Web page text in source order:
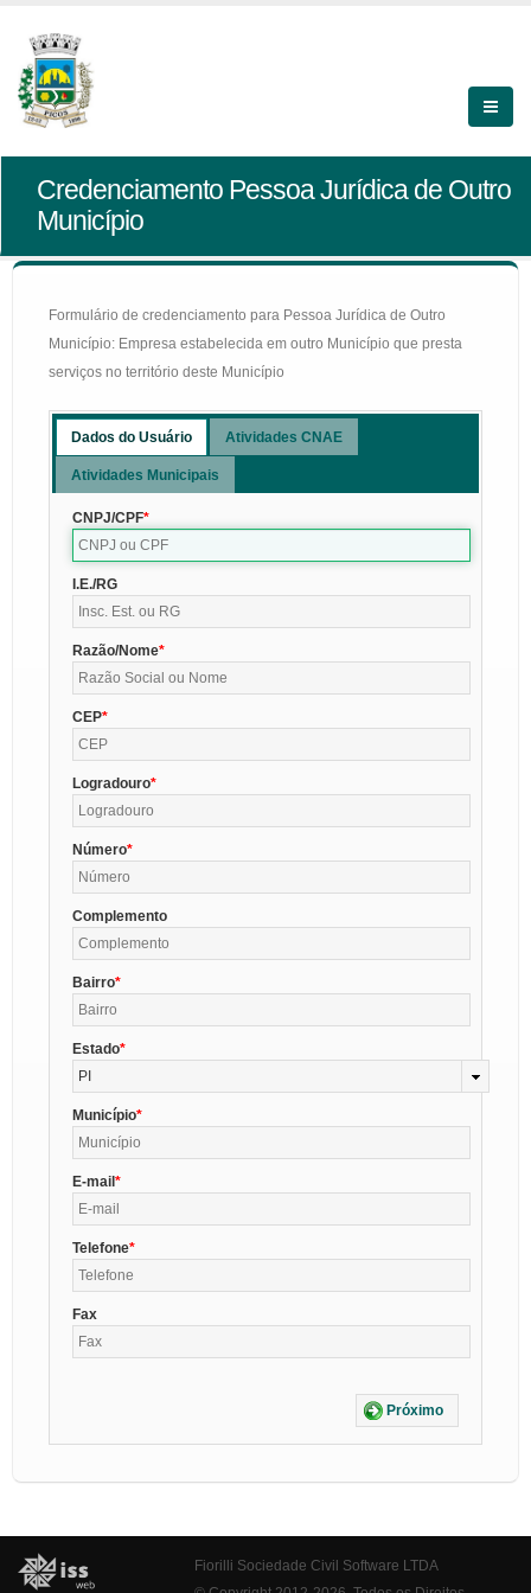
Credenciamento Pessoa Jurídica de Outro
Município
Formulário de credenciamento para Pessoa Jurídica de Outro
Município: Empresa estabelecida em outro Município que presta
serviços no território deste Município
Dados do Usuário Atividades CNAE
Atividades Municipais
CNPJ/CPF
I.E./RG
Razão/Nome
CEP
Logradouro
Número
Complemento
Bairro
Estado
PI
Município
E-mail
Telefone
Fax
Próximo
Fiorilli Sociedade Civil Software LTDA